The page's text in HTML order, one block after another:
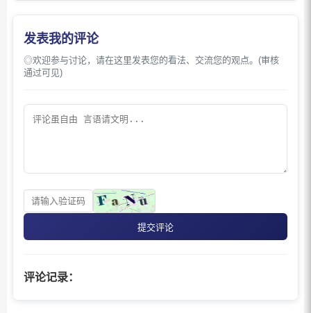
发表我的评论
◎欢迎参与讨论，请在这里发表您的看法、交流您的观点。(审核
通过可见)
提交评论
评论记录：